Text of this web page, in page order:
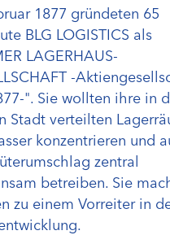
1877 gründeten 65
BLG LOGISTICS als
LAGERHAUS-
-
". Sie wollten ihre in
Stadt verteilten
konzentrieren und
zentral
betreiben. Sie
zu einem Vorreiter in